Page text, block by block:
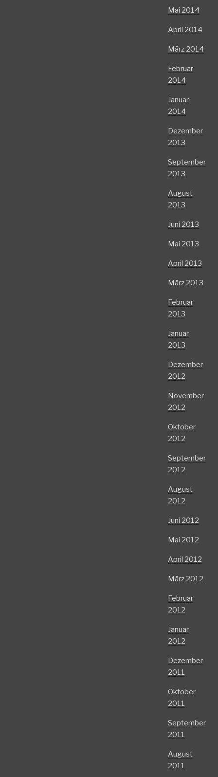
Mai 2014
April 2014
März 2014
Februar
2014
Januar
2014
Dezember
2013
September
2013
August
2013
Juni 2013
Mai 2013
April 2013
März 2013
Februar
2013
Januar
2013
Dezember
2012
November
2012
Oktober
2012
September
2012
August
2012
Juni 2012
Mai 2012
April 2012
März 2012
Februar
2012
Januar
2012
Dezember
2011
Oktober
2011
September
2011
August
2011